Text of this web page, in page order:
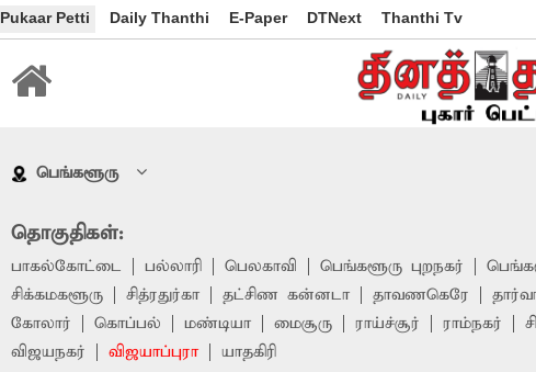
Pukaar Petti Daily Thanthi E-Paper DTNext Thanthi Tv
பெங்களூரு
தொகுதிகள்:
பாகல்கோட்டை பல்லாரி பெலகாவி பெங்களூரு புறநகர்
சிக்கமகளூரு
சித்ரதுர்கா தட்சிண கன்னடா தாவணகெரே
கோலார்
கொப்பல் மண்டியா மைசூரு ராய்ச்சூர் ராம்நகர்
விஜயநகர்
விஜயாப்புரா யாதகிரி